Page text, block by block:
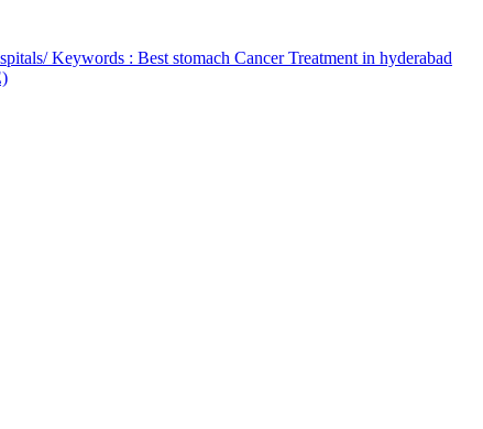
Keywords : Best stomach Cancer Treatment in hyderabad